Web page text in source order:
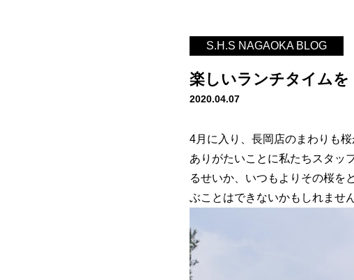
S.H.S NAGAOKA BLOG
楽しいランチタイムを
2020.04.07
4月に入り、長岡店のまわりも
ありがたいことに私たちスタッ
るせいか、いつもよりその桜を
ぶことはできないかもしれませ